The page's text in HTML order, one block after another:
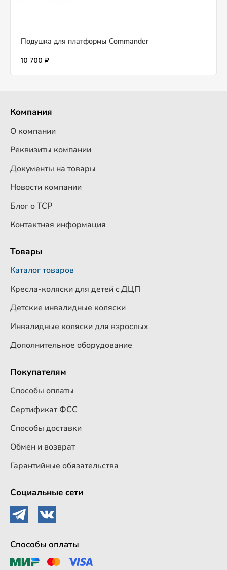
Подушка для платформы Commander
10 700 ₽
Компания
О компании
Реквизиты компании
Документы на товары
Новости компании
Блог о ТСР
Контактная информация
Товары
Каталог товаров
Кресла-коляски для детей c ДЦП
Детские инвалидные коляски
Инвалидные коляски для взрослых
Дополнительное оборудование
Покупателям
Способы оплаты
Сертификат ФСС
Способы доставки
Обмен и возврат
Гарантийные обязательства
Социальные сети
Способы оплаты